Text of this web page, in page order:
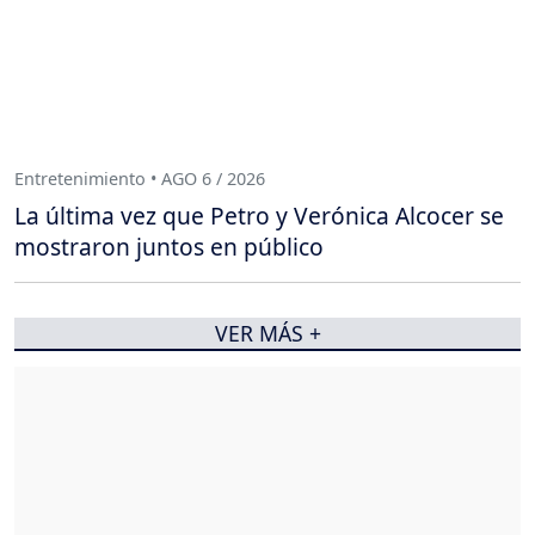
Entretenimiento • AGO 6 / 2026
La última vez que Petro y Verónica Alcocer se
mostraron juntos en público
VER MÁS +